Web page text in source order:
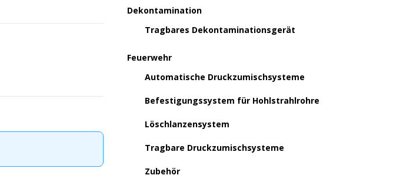
Dekontamination
Tragbares Dekontaminationsgerät
Feuerwehr
Automatische Druckzumischsysteme
Befestigungssystem für Hohlstrahlrohre
Löschlanzensystem
Tragbare Druckzumischsysteme
Zubehör